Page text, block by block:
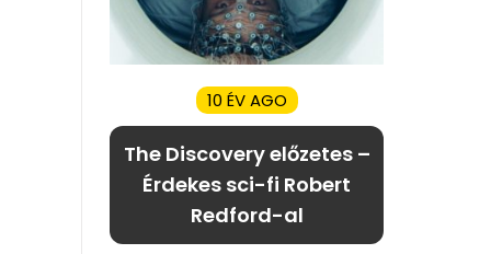
10 ÉV AGO
The Discovery előzetes –
Érdekes sci-fi Robert
Redford-al